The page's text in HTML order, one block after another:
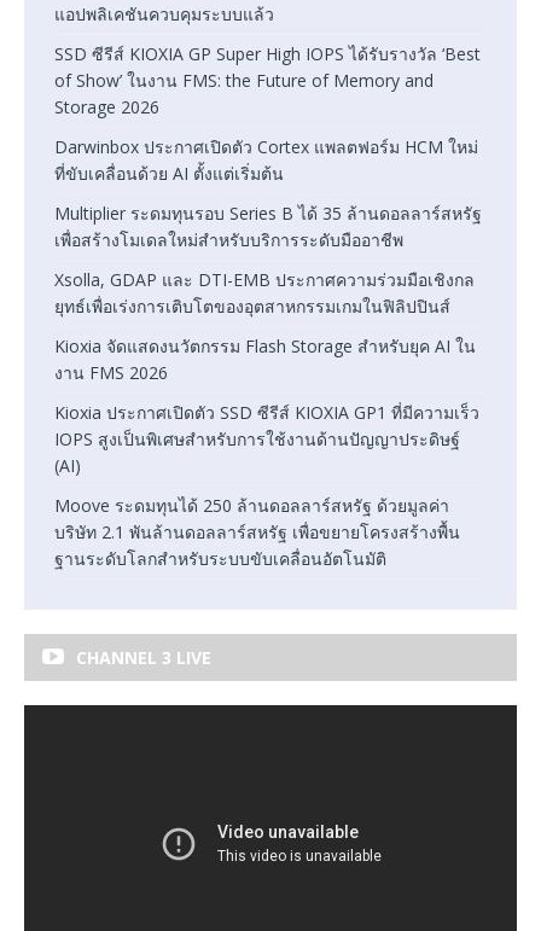
แอปพลิเคชันควบคุมระบบแล้ว
SSD ซีรีส์ KIOXIA GP Super High IOPS ได้รับรางวัล ‘Best
of Show’ ในงาน FMS: the Future of Memory and
Storage 2026
Darwinbox ประกาศเปิดตัว Cortex แพลตฟอร์ม HCM ใหม่
ที่ขับเคลื่อนด้วย AI ตั้งแต่เริ่มต้น
Multiplier ระดมทุนรอบ Series B ได้ 35 ล้านดอลลาร์สหรัฐ
เพื่อสร้างโมเดลใหม่สำหรับบริการระดับมืออาชีพ
Xsolla, GDAP และ DTI-EMB ประกาศความร่วมมือเชิงกล
ยุทธ์เพื่อเร่งการเติบโตของอุตสาหกรรมเกมในฟิลิปปินส์
Kioxia จัดแสดงนวัตกรรม Flash Storage สำหรับยุค AI ใน
งาน FMS 2026
Kioxia ประกาศเปิดตัว SSD ซีรีส์ KIOXIA GP1 ที่มีความเร็ว
IOPS สูงเป็นพิเศษสำหรับการใช้งานด้านปัญญาประดิษฐ์
(AI)
Moove ระดมทุนได้ 250 ล้านดอลลาร์สหรัฐ ด้วยมูลค่า
บริษัท 2.1 พันล้านดอลลาร์สหรัฐ เพื่อขยายโครงสร้างพื้น
ฐานระดับโลกสำหรับระบบขับเคลื่อนอัตโนมัติ
CHANNEL 3 LIVE